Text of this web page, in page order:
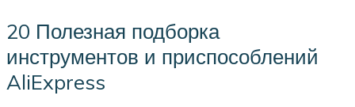
20 Полезная подборка
инструментов и приспособлений
AliExpress